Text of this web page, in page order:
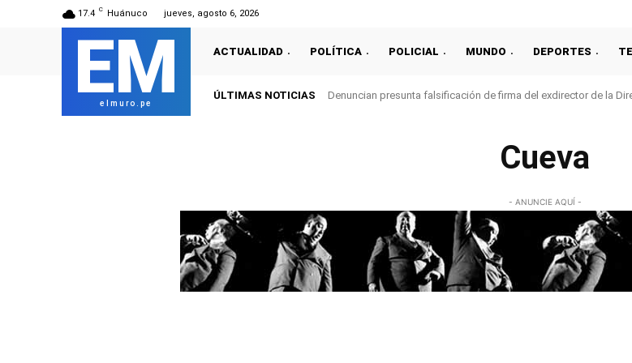
17.4 C Huánuco jueves, agosto 6, 2026
EM
elmuro.pe
ACTUALIDAD POLÍTICA POLICIAL MUNDO DEPORTES
ÚLTIMAS NOTICIAS Denuncian presunta falsificación de firma del exdirector de la
Cueva
- ANUNCIE AQUÍ -